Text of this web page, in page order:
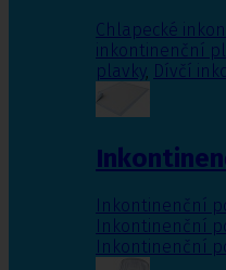
Chlapecké
inkontinenční
plavky, Dívčí
Inkontinenční
Inkontinenční
Inkontinenční